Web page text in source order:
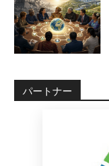
パートナー